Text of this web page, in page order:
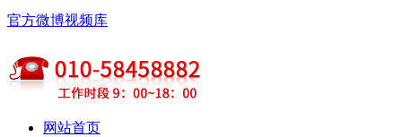
官方微博视频库
网站首页